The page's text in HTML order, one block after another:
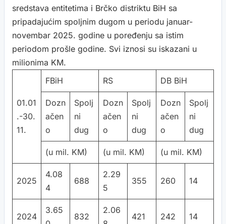
sredstava entitetima i Brčko distriktu BiH sa
pripadajućim spoljnim dugom u periodu januar-
novembar 2025. godine u poređenju sa istim
periodom prošle godine. Svi iznosi su iskazani u
milionima KM.
01.01
.-30.
11.
FBiH RS DB BiH
Dozn
ačen
o
Spolj
ni
dug
Dozn
ačen
o
Spolj
ni
dug
Dozn
ačen
o
Spolj
ni
dug
(u mil. KM) (u mil. KM) (u mil. KM)
2025
4.08
4
688
2.29
5
355 260 14
2024
3.65
832
2.06
421 242 14